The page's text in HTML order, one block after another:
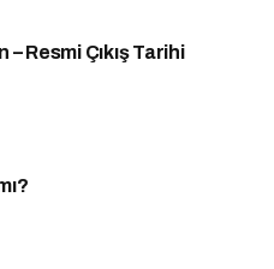
Resmi Çıkış Tarihi